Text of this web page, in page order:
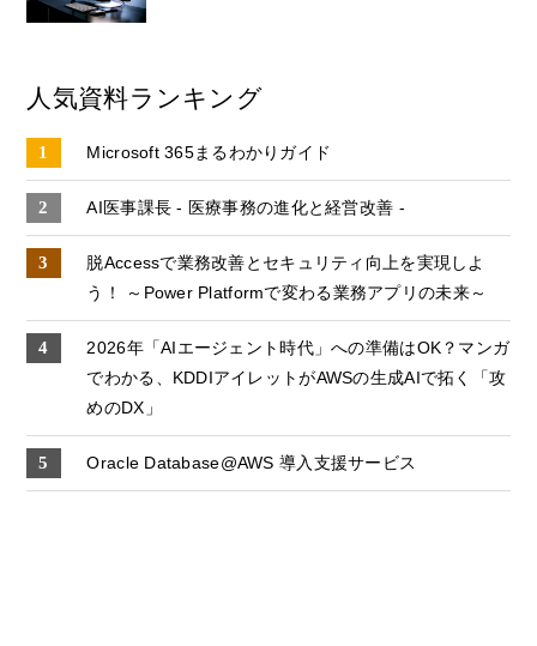
人気資料ランキング
Microsoft 365まるわかりガイド
AI医事課長 - 医療事務の進化と経営改善 -
脱Accessで業務改善とセキュリティ向上を実現しよ
う！ ～Power Platformで変わる業務アプリの未来～
2026年「AIエージェント時代」への準備はOK？マンガ
でわかる、KDDIアイレットがAWSの生成AIで拓く「攻
めのDX」
Oracle Database@AWS 導入支援サービス